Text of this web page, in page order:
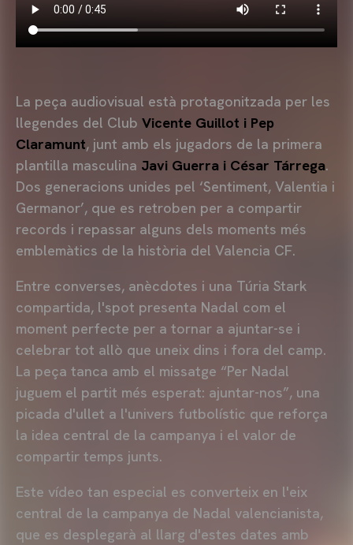
La peça audiovisual està protagonitzada per les
llegendes del Club Vicente Guillot i Pep
Claramunt, junt amb els jugadors de la primera
plantilla masculina Javi Guerra i César Tárrega.
Dos generacions unides pel ‘Sentiment, Valentia i
Germanor’, que es retroben per a compartir
records i repassar alguns dels moments més
emblemàtics de la història del Valencia CF.
Entre converses, anècdotes i una Túria Stark
compartida, l'spot presenta Nadal com el
moment perfecte per a tornar a ajuntar-se i
celebrar tot allò que uneix dins i fora del camp.
La peça tanca amb el missatge “Per Nadal
juguem el partit més esperat: ajuntar-nos”, una
picada d'ullet a l'univers futbolístic que reforça
la idea central de la campanya i el valor de
compartir temps junts.
Este vídeo tan especial es converteix en l'eix
central de la campanya de Nadal valencianista,
que es desplegarà al llarg d'estes dates amb